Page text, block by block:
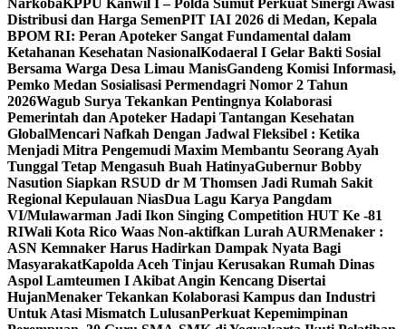
NarkobaKPPU Kanwil I – Polda Sumut Perkuat Sinergi Awasi
Distribusi dan Harga SemenPIT IAI 2026 di Medan, Kepala
BPOM RI: Peran Apoteker Sangat Fundamental dalam
Ketahanan Kesehatan NasionalKodaeral I Gelar Bakti Sosial
Bersama Warga Desa Limau ManisGandeng Komisi Informasi,
Pemko Medan Sosialisasi Permendagri Nomor 2 Tahun
2026Wagub Surya Tekankan Pentingnya Kolaborasi
Pemerintah dan Apoteker Hadapi Tantangan Kesehatan
GlobalMencari Nafkah Dengan Jadwal Fleksibel : Ketika
Menjadi Mitra Pengemudi Maxim Membantu Seorang Ayah
Tunggal Tetap Mengasuh Buah HatinyaGubernur Bobby
Nasution Siapkan RSUD dr M Thomsen Jadi Rumah Sakit
Regional Kepulauan NiasDua Lagu Karya Pangdam
VI/Mulawarman Jadi Ikon Singing Competition HUT Ke -81
RIWali Kota Rico Waas Non-aktifkan Lurah AURMenaker :
ASN Kemnaker Harus Hadirkan Dampak Nyata Bagi
MasyarakatKapolda Aceh Tinjau Kerusakan Rumah Dinas
Aspol Lamteumen I Akibat Angin Kencang Disertai
HujanMenaker Tekankan Kolaborasi Kampus dan Industri
Untuk Atasi Mismatch LulusanPerkuat Kepemimpinan